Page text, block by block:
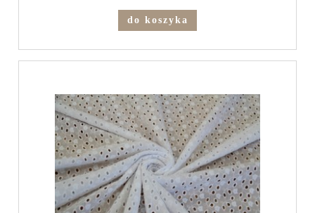
do koszyka